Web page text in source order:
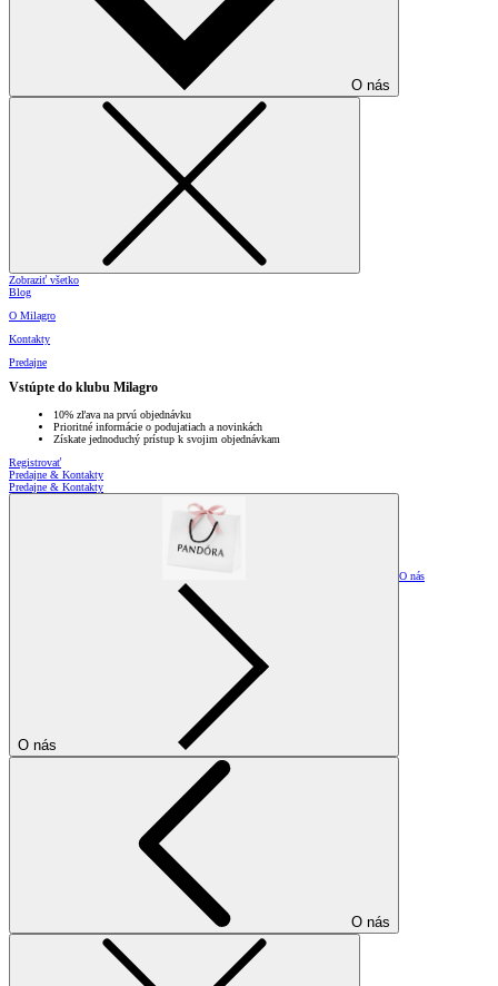
O nás
Zobraziť všetko
Blog
O Milagro
Kontakty
Predajne
Vstúpte do klubu Milagro
10% zľava na prvú objednávku
Prioritné informácie o podujatiach a novinkách
Získate jednoduchý prístup k svojim objednávkam
Registrovať
Predajne & Kontakty
Predajne & Kontakty
O nás
O nás
O nás